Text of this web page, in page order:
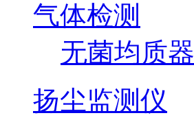
气体检测
无菌均质器
扬尘监测仪